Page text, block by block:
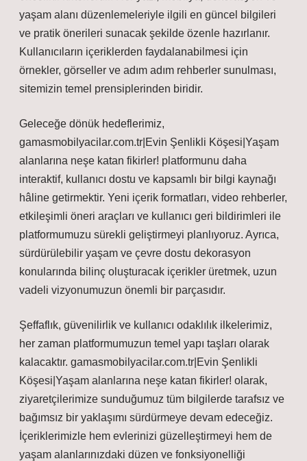
yaşam alanı düzenlemeleriyle ilgili en güncel bilgileri
ve pratik önerileri sunacak şekilde özenle hazırlanır.
Kullanıcıların içeriklerden faydalanabilmesi için
örnekler, görseller ve adım adım rehberler sunulması,
sitemizin temel prensiplerinden biridir.
Geleceğe dönük hedeflerimiz,
gamasmobilyacilar.com.tr|Evin Şenlikli Köşesi|Yaşam
alanlarına neşe katan fikirler! platformunu daha
interaktif, kullanıcı dostu ve kapsamlı bir bilgi kaynağı
hâline getirmektir. Yeni içerik formatları, video rehberler,
etkileşimli öneri araçları ve kullanıcı geri bildirimleri ile
platformumuzu sürekli geliştirmeyi planlıyoruz. Ayrıca,
sürdürülebilir yaşam ve çevre dostu dekorasyon
konularında bilinç oluşturacak içerikler üretmek, uzun
vadeli vizyonumuzun önemli bir parçasıdır.
Şeffaflık, güvenilirlik ve kullanıcı odaklılık ilkelerimiz,
her zaman platformumuzun temel yapı taşları olarak
kalacaktır. gamasmobilyacilar.com.tr|Evin Şenlikli
Köşesi|Yaşam alanlarına neşe katan fikirler! olarak,
ziyaretçilerimize sunduğumuz tüm bilgilerde tarafsız ve
bağımsız bir yaklaşımı sürdürmeye devam edeceğiz.
İçeriklerimizle hem evlerinizi güzelleştirmeyi hem de
yaşam alanlarınızdaki düzen ve fonksiyonelliği